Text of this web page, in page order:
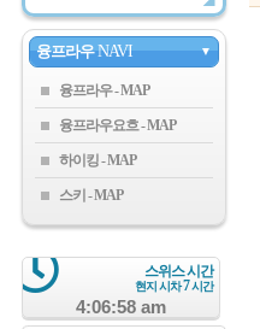
융프라우 NAVI ▼
융프라우
융프라우요흐
하이킹
스키
스위스 시간
현지 시차7시간
4:06:58 am